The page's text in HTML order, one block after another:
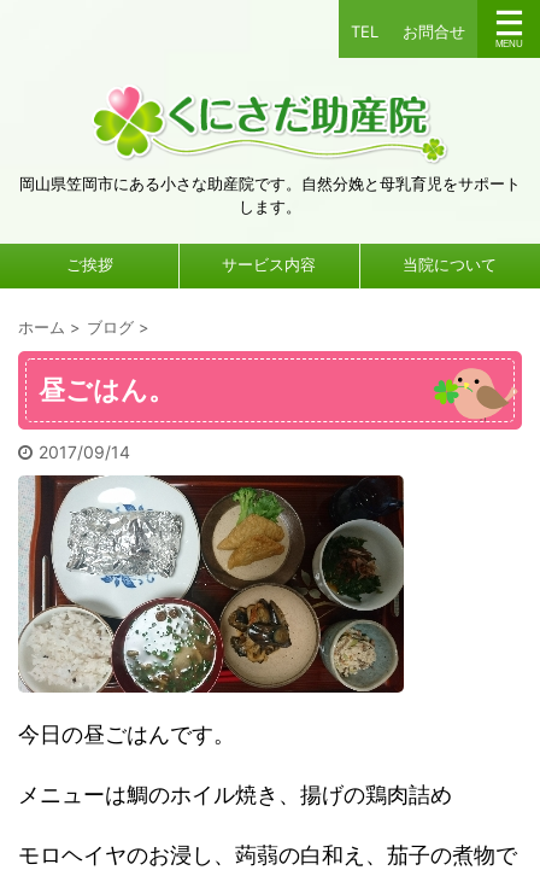
TEL お問合せ
岡山県笠岡市にある小さな助産院です。自然分娩と母乳育児をサポート
します。
ご挨拶 サービス内容 当院について
ホーム > ブログ >
昼ごはん。
2017/09/14
今日の昼ごはんです。
メニューは鯛のホイル焼き、揚げの鶏肉詰め
モロヘイヤのお浸し、蒟蒻の白和え、茄子の煮物で